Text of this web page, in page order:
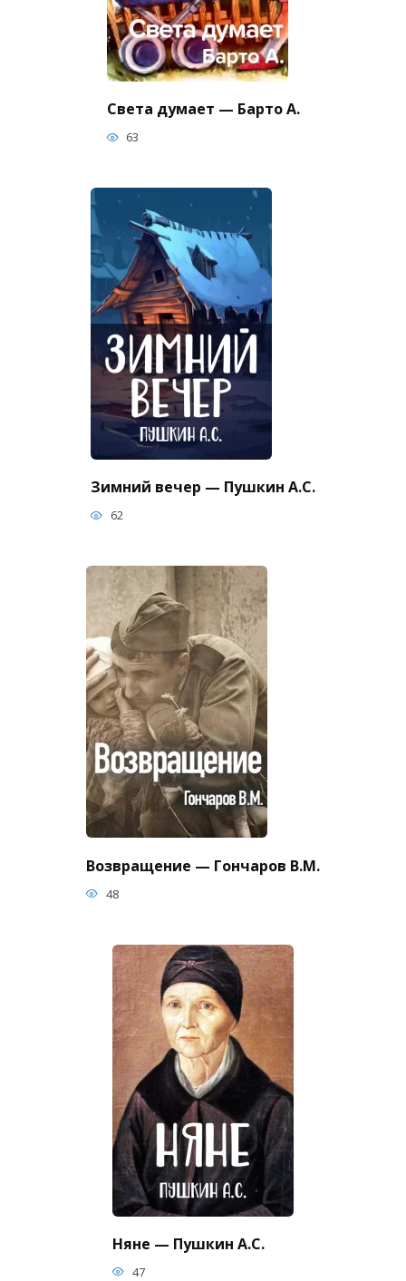
Света думает — Барто А.
63
Зимний вечер — Пушкин А.С.
62
Возвращение — Гончаров В.М.
48
Няне — Пушкин А.С.
47